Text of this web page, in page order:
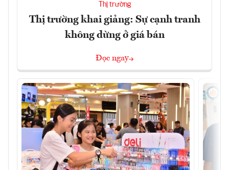
Thị trường
Thị trường khai giảng: Sự cạnh tranh
không dừng ở giá bán
Đọc ngay